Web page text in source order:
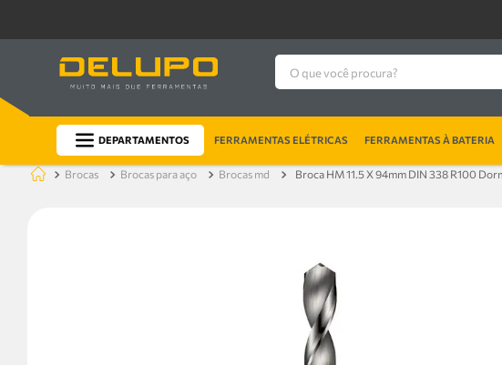
O que você procura?
DEPARTAMENTOS FERRAMENTAS ELÉTRICAS FERRAMENTAS À BATERIA
brocas brocas para aço brocas md Broca HM 11.5 X 94mm DIN 338 R100